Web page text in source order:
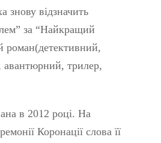
знову відзначить
за “Найкращий
роман(детективний,
авантюрний, трилер,
в 2012 році. На
Коронації слова її